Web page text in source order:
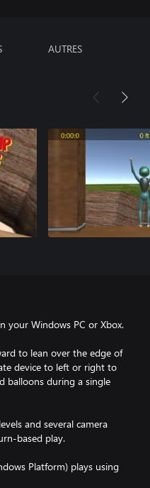
AUTRES
your Windows PC or Xbox.
to lean over the edge of
device to left or right to
balloons during a single
and several camera
based play.
Platform) plays using